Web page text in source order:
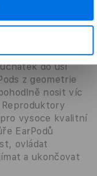
do uší
z geometrie
nosit víc
vysoce kvalitní
EarPodů
ovládat
a ukončovat